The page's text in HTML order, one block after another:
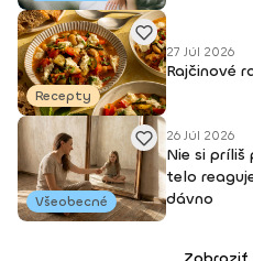
Recepty
27 Júl 2026
Rajčinové
Všeobecné
26 Júl 2026
Nie si
telo
dávno